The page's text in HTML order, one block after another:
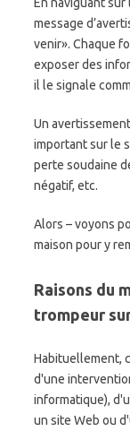
message
venir». Chaque
exposer des
il le signale
Un
important sur le
perte soudaine
négatif, etc.
Alors – voyons
maison pour y
Raisons du
trompeur
Habituellement,
d'une
informatique),
un site Web ou